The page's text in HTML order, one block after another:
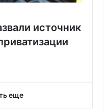
источник
еще